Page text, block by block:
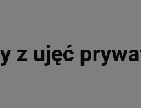
z ujęć